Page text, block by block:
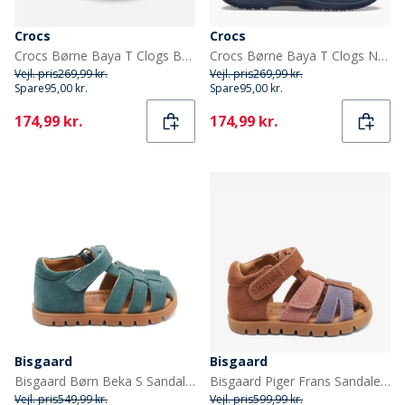
Crocs
Crocs Børne Baya T Clogs Barely Pink
Vejl. pris269,99 kr.
Spare95,00 kr.
Current
174,99 kr.
Crocs
Crocs Børne Baya T Clogs Navy
Vejl. pris269,99 kr.
Spare95,00 kr.
Current
174,99 kr.
Bisgaard
Bisgaard Børn Beka S Sandaler Sky
Vejl. pris549,99 kr.
Bisgaard
Bisgaard Piger Frans Sandaler Rose
Vejl. pris599,99 kr.